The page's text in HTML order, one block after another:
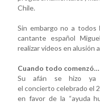
Chile.
Sin embargo no a todos
cantante español
realizar videos en alusión
Cuando todo comenzó…
Su afán se hizo ya
el concierto celebrado el
en favor de la “ayuda